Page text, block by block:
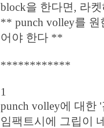
block을 한다면, 라
** punch volley를 원
어야 한다 **
************
1
punch volley에 대한
임팩트시에 그립이